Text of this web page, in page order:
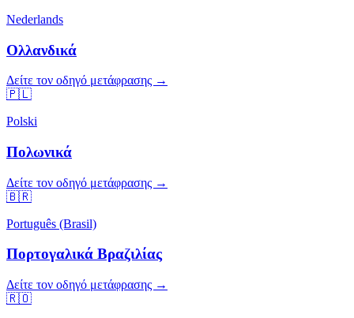
Nederlands
Ολλανδικά
Δείτε τον οδηγό μετάφρασης →
🇵🇱
Polski
Πολωνικά
Δείτε τον οδηγό μετάφρασης →
🇧🇷
Português (Brasil)
Πορτογαλικά Βραζιλίας
Δείτε τον οδηγό μετάφρασης →
🇷🇴